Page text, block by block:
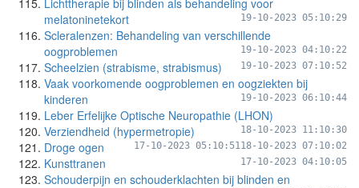
Lichttherapie bij blinden als behandeling voor
melatoninetekort
19-10-2023 05:10:29
Scleralenzen: Behandeling van verschillende
oogproblemen
19-10-2023 04:10:22
Scheelzien (strabisme, strabismus) 19-10-2023 07:10:52
Vaak voorkomende oogproblemen en oogziekten bij
kinderen
19-10-2023 06:10:44
Leber Erfelijke Optische Neuropathie (LHON)
18-10-2023 11:10:30
Verziendheid (hypermetropie)
18-10-2023 07:10:02
Droge ogen 17-10-2023 05:10:51
Kunsttranen 17-10-2023 04:10:05
Schouderpijn en schouderklachten bij blinden en